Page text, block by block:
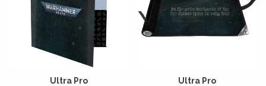
Ultra Pro Ultra Pro